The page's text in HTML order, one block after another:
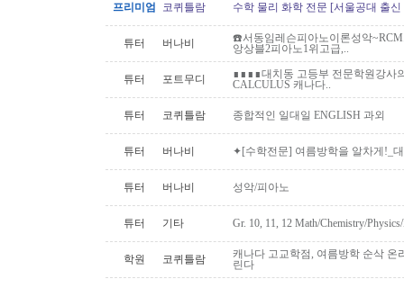
프리미엄 코퀴틀람 수학 물리 화학 전문 [서울공대 출
튜터 버나비
☎️서동임레슨피아노이론성악
앙상블2피아노1위고급,..
튜터 포트무디
∎∎∎∎대치동 고등부 전문학원강사
CALCULUS 캐나다..
튜터 코퀴틀람 종합적인 일대일 ENGLISH 과외
튜터 버나비 ✦[수학전문] 여름방학을 알차게!_
튜터 버나비 성악/피아노
튜터 기타 Gr. 10, 11, 12 Math/Chemistry/
학원 코퀴틀람
캐나다 고교학점, 여름방학 순삭 온
린다